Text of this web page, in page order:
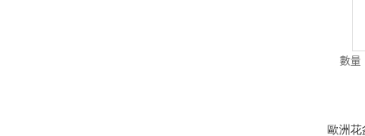
數量
歐洲花